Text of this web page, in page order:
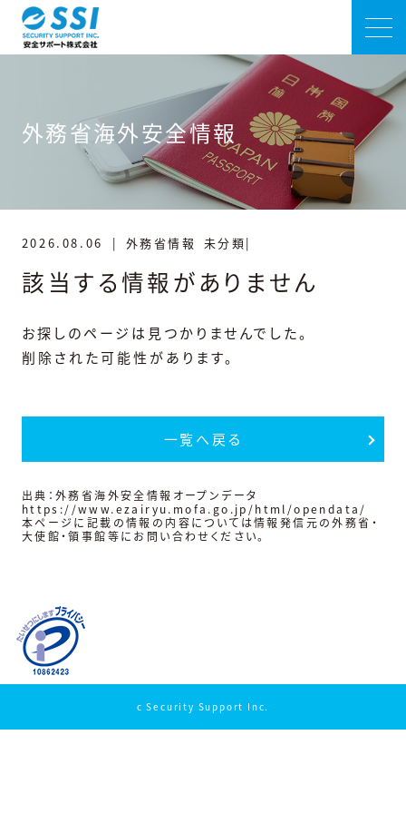
外務省海外安全情報
2026.08.06 | 外務省情報 未分類|
該当する情報がありません
お探しのページは見つかりませんでした。
削除された可能性があります。
一覧へ戻る
出典：外務省海外安全情報オープンデータ
https://www.ezairyu.mofa.go.jp/html/opendata/
本ページに記載の情報の内容については情報発信元の外務省・
大使館・領事館等にお問い合わせください。
c Security Support Inc.